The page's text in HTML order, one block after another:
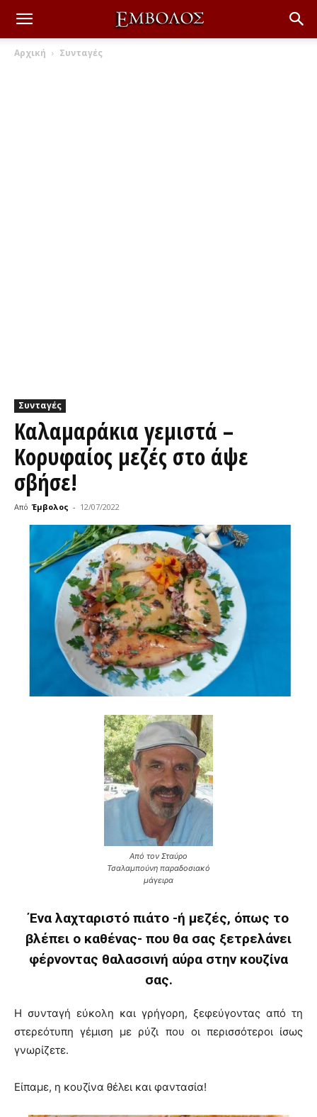
Αρχική Συνταγές
Συνταγές
Καλαμαράκια γεμιστά –
Κορυφαίος μεζές στο άψε
σβήσε!
Από Έμβολος - 12/07/2022
Από τον Σταύρο
Τσαλαμπούνη παραδοσιακό
μάγειρα
Ένα λαχταριστό πιάτο -ή μεζές, όπως το
βλέπει ο καθένας- που θα σας ξετρελάνει
φέρνοντας θαλασσινή αύρα στην κουζίνα
σας.
Η συνταγή εύκολη και γρήγορη, ξεφεύγοντας από τη
στερεότυπη γέμιση με ρύζι που οι περισσότεροι ίσως
γνωρίζετε.
Είπαμε, η κουζίνα θέλει και φαντασία!